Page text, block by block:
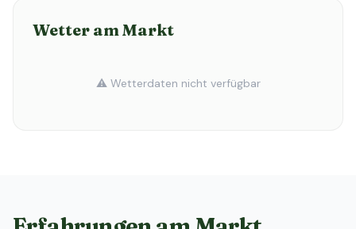
Wetter am Markt
⚠️ Wetterdaten nicht verfügbar